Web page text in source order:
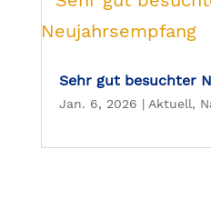
Sehr gut besuchter
Jan. 6, 2026 | Aktuell,